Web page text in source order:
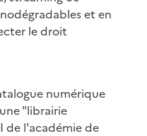
et en
le droit
numérique
"librairie
de l'académie de